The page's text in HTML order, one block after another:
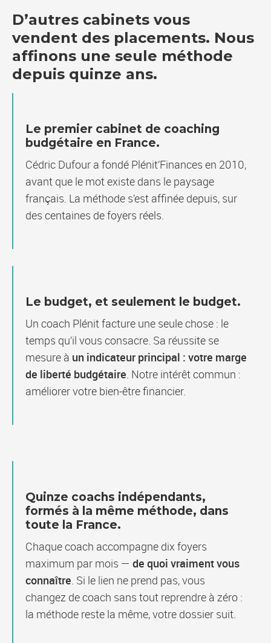
D’autres cabinets vous
vendent des placements. Nous
affinons une seule méthode
depuis quinze ans.
Le premier cabinet de coaching
budgétaire en France.
Cédric Dufour a fondé Plénit’Finances en 2010,
avant que le mot existe dans le paysage
français. La méthode s’est affinée depuis, sur
des centaines de foyers réels.
Le budget, et seulement le budget.
Un coach Plénit facture une seule chose : le
temps qu’il vous consacre. Sa réussite se
mesure à un indicateur principal : votre marge
de liberté budgétaire. Notre intérêt commun :
améliorer votre bien-être financier.
Quinze coachs indépendants,
formés à la même méthode, dans
toute la France.
Chaque coach accompagne dix foyers
maximum par mois — de quoi vraiment vous
connaître. Si le lien ne prend pas, vous
changez de coach sans tout reprendre à zéro :
la méthode reste la même, votre dossier suit.